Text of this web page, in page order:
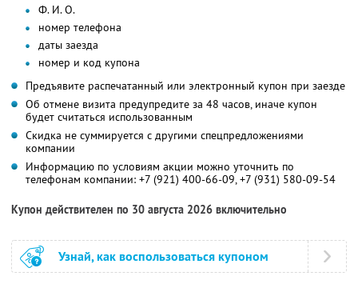
Ф. И. О.
номер телефона
даты заезда
номер и код купона
Предъявите распечатанный или электронный купон при заезде
Об отмене визита предупредите за 48 часов, иначе купон
будет считаться использованным
Скидка не суммируется с другими спецпредложениями
компании
Информацию по условиям акции можно уточнить по
телефонам компании: +7 (921) 400-66-09, +7 (931) 580-09-54
Купон действителен по 30 августа 2026 включительно
Узнай, как воспользоваться купоном